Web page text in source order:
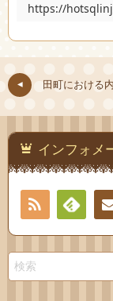
https://
田町における
インフォメ
RSS
Feedly
お